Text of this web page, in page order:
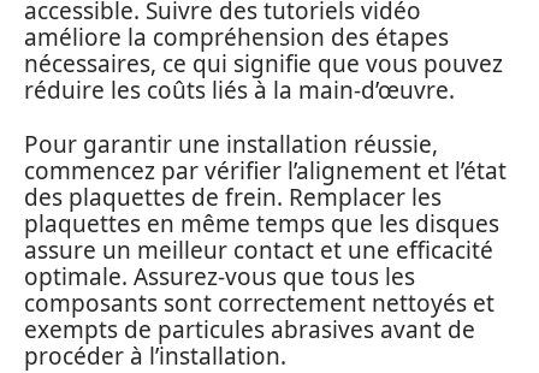
accessible. Suivre des tutoriels vidéo
améliore la compréhension des étapes
nécessaires, ce qui signifie que vous pouvez
réduire les coûts liés à la main-d’œuvre.
Pour garantir une installation réussie,
commencez par vérifier l’alignement et l’état
des plaquettes de frein. Remplacer les
plaquettes en même temps que les disques
assure un meilleur contact et une efficacité
optimale. Assurez-vous que tous les
composants sont correctement nettoyés et
exempts de particules abrasives avant de
procéder à l’installation.